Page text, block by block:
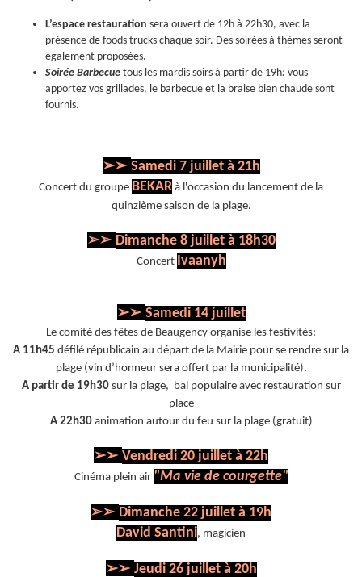
L’espace restauration sera ouvert de 12h à 22h30, avec la
présence de foods trucks chaque soir. Des soirées à thèmes seront
également proposées.
Soirée Barbecue tous les mardis soirs à partir de 19h: vous
apportez vos grillades, le barbecue et la braise bien chaude sont
fournis.
➢➢ Samedi 7 juillet à 21h
Concert du groupe BEKAR à l'occasion du lancement de la
quinzième saison de la plage.
➢➢ Dimanche 8 juillet à 18h30
Concert Ivaanyh
➢➢ Samedi 14 juillet
Le comité des fêtes de Beaugency organise les festivités:
A 11h45 défilé républicain au départ de la Mairie pour se rendre sur la
plage (vin d’honneur sera offert par la municipalité).
A partir de 19h30sur la plage, bal populaire avec restauration sur
place
A 22h30animation autour du feu sur la plage (gratuit)
➢➢ Vendredi 20 juillet à 22h
Cinéma plein air "Ma vie de courgette"
➢➢ Dimanche 22 juillet à 19h
David Santini, magicien
➢➢ Jeudi 26 juillet à 20h